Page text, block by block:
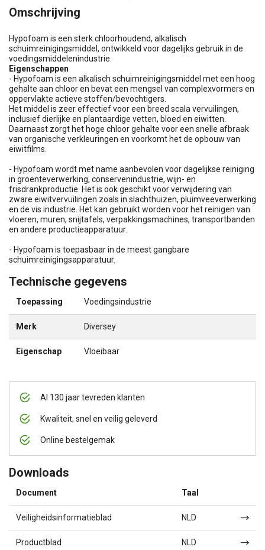
Al 130 jaar tevreden klanten
Kwaliteit, snel en veilig geleverd
Online bestelgemak
Downloads
Document Taal
Veiligheidsinformatieblad NLD
Productblad NLD
Omschrijving
Hypofoam is een sterk chloorhoudend, alkalisch
schuimreinigingsmiddel, ontwikkeld voor dagelijks gebruik in de
voedingsmiddelenindustrie.
Eigenschappen
- Hypofoam is een alkalisch schuimreinigingsmiddel met een hoog
gehalte aan chloor en bevat een mengsel van complexvormers en
oppervlakte actieve stoffen/bevochtigers.
Het middel is zeer effectief voor een breed scala vervuilingen,
inclusief dierlijke en plantaardige vetten, bloed en eiwitten.
Daarnaast zorgt het hoge chloor gehalte voor een snelle afbraak
van organische verkleuringen en voorkomt het de opbouw van
eiwitfilms.
- Hypofoam wordt met name aanbevolen voor dagelijkse reiniging
in groenteverwerking, conservenindustrie, wijn- en
frisdrankproductie. Het is ook geschikt voor verwijdering van
zware eiwitvervuilingen zoals in slachthuizen, pluimveeverwerking
en de vis industrie. Het kan gebruikt worden voor het reinigen van
vloeren, muren, snijtafels, verpakkingsmachines, transportbanden
en andere productieapparatuur.
- Hypofoam is toepasbaar in de meest gangbare
schuimreinigingsapparatuur.
Technische gegevens
Toepassing Voedingsindustrie
Merk Diversey
Eigenschap Vloeibaar